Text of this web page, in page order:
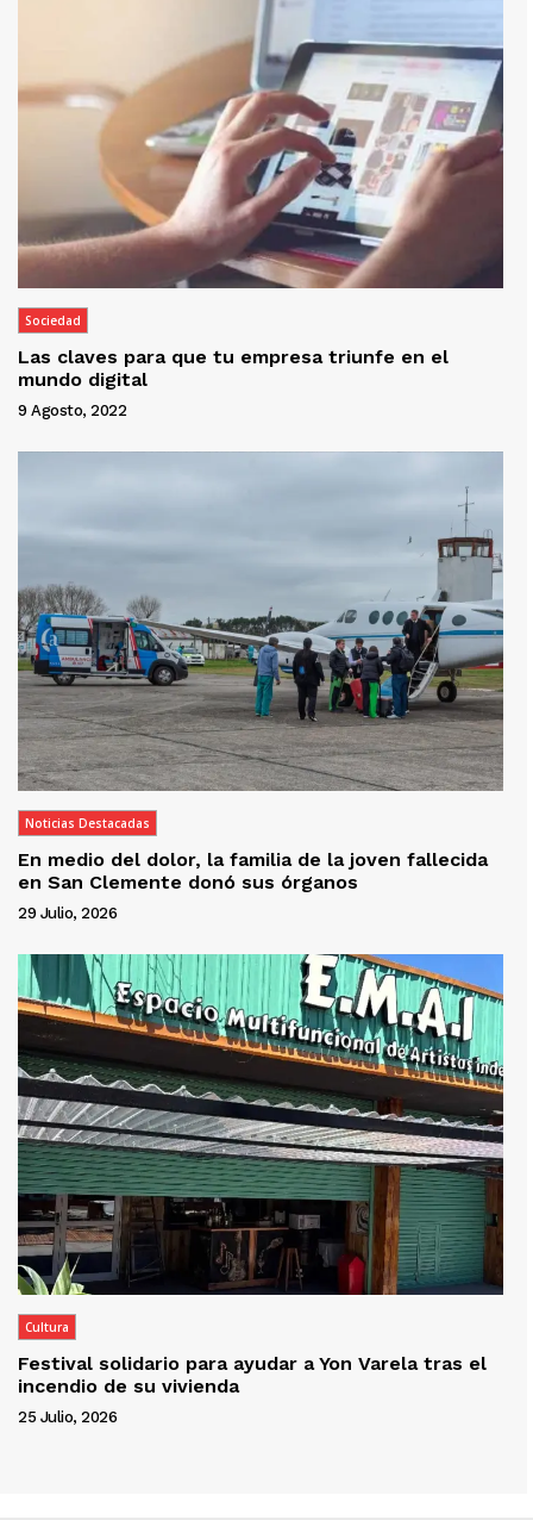
Sociedad
Las claves para que tu empresa triunfe en el
mundo digital
9 Agosto, 2022
Noticias Destacadas
En medio del dolor, la familia de la joven fallecida
en San Clemente donó sus órganos
29 Julio, 2026
Cultura
Festival solidario para ayudar a Yon Varela tras el
incendio de su vivienda
25 Julio, 2026